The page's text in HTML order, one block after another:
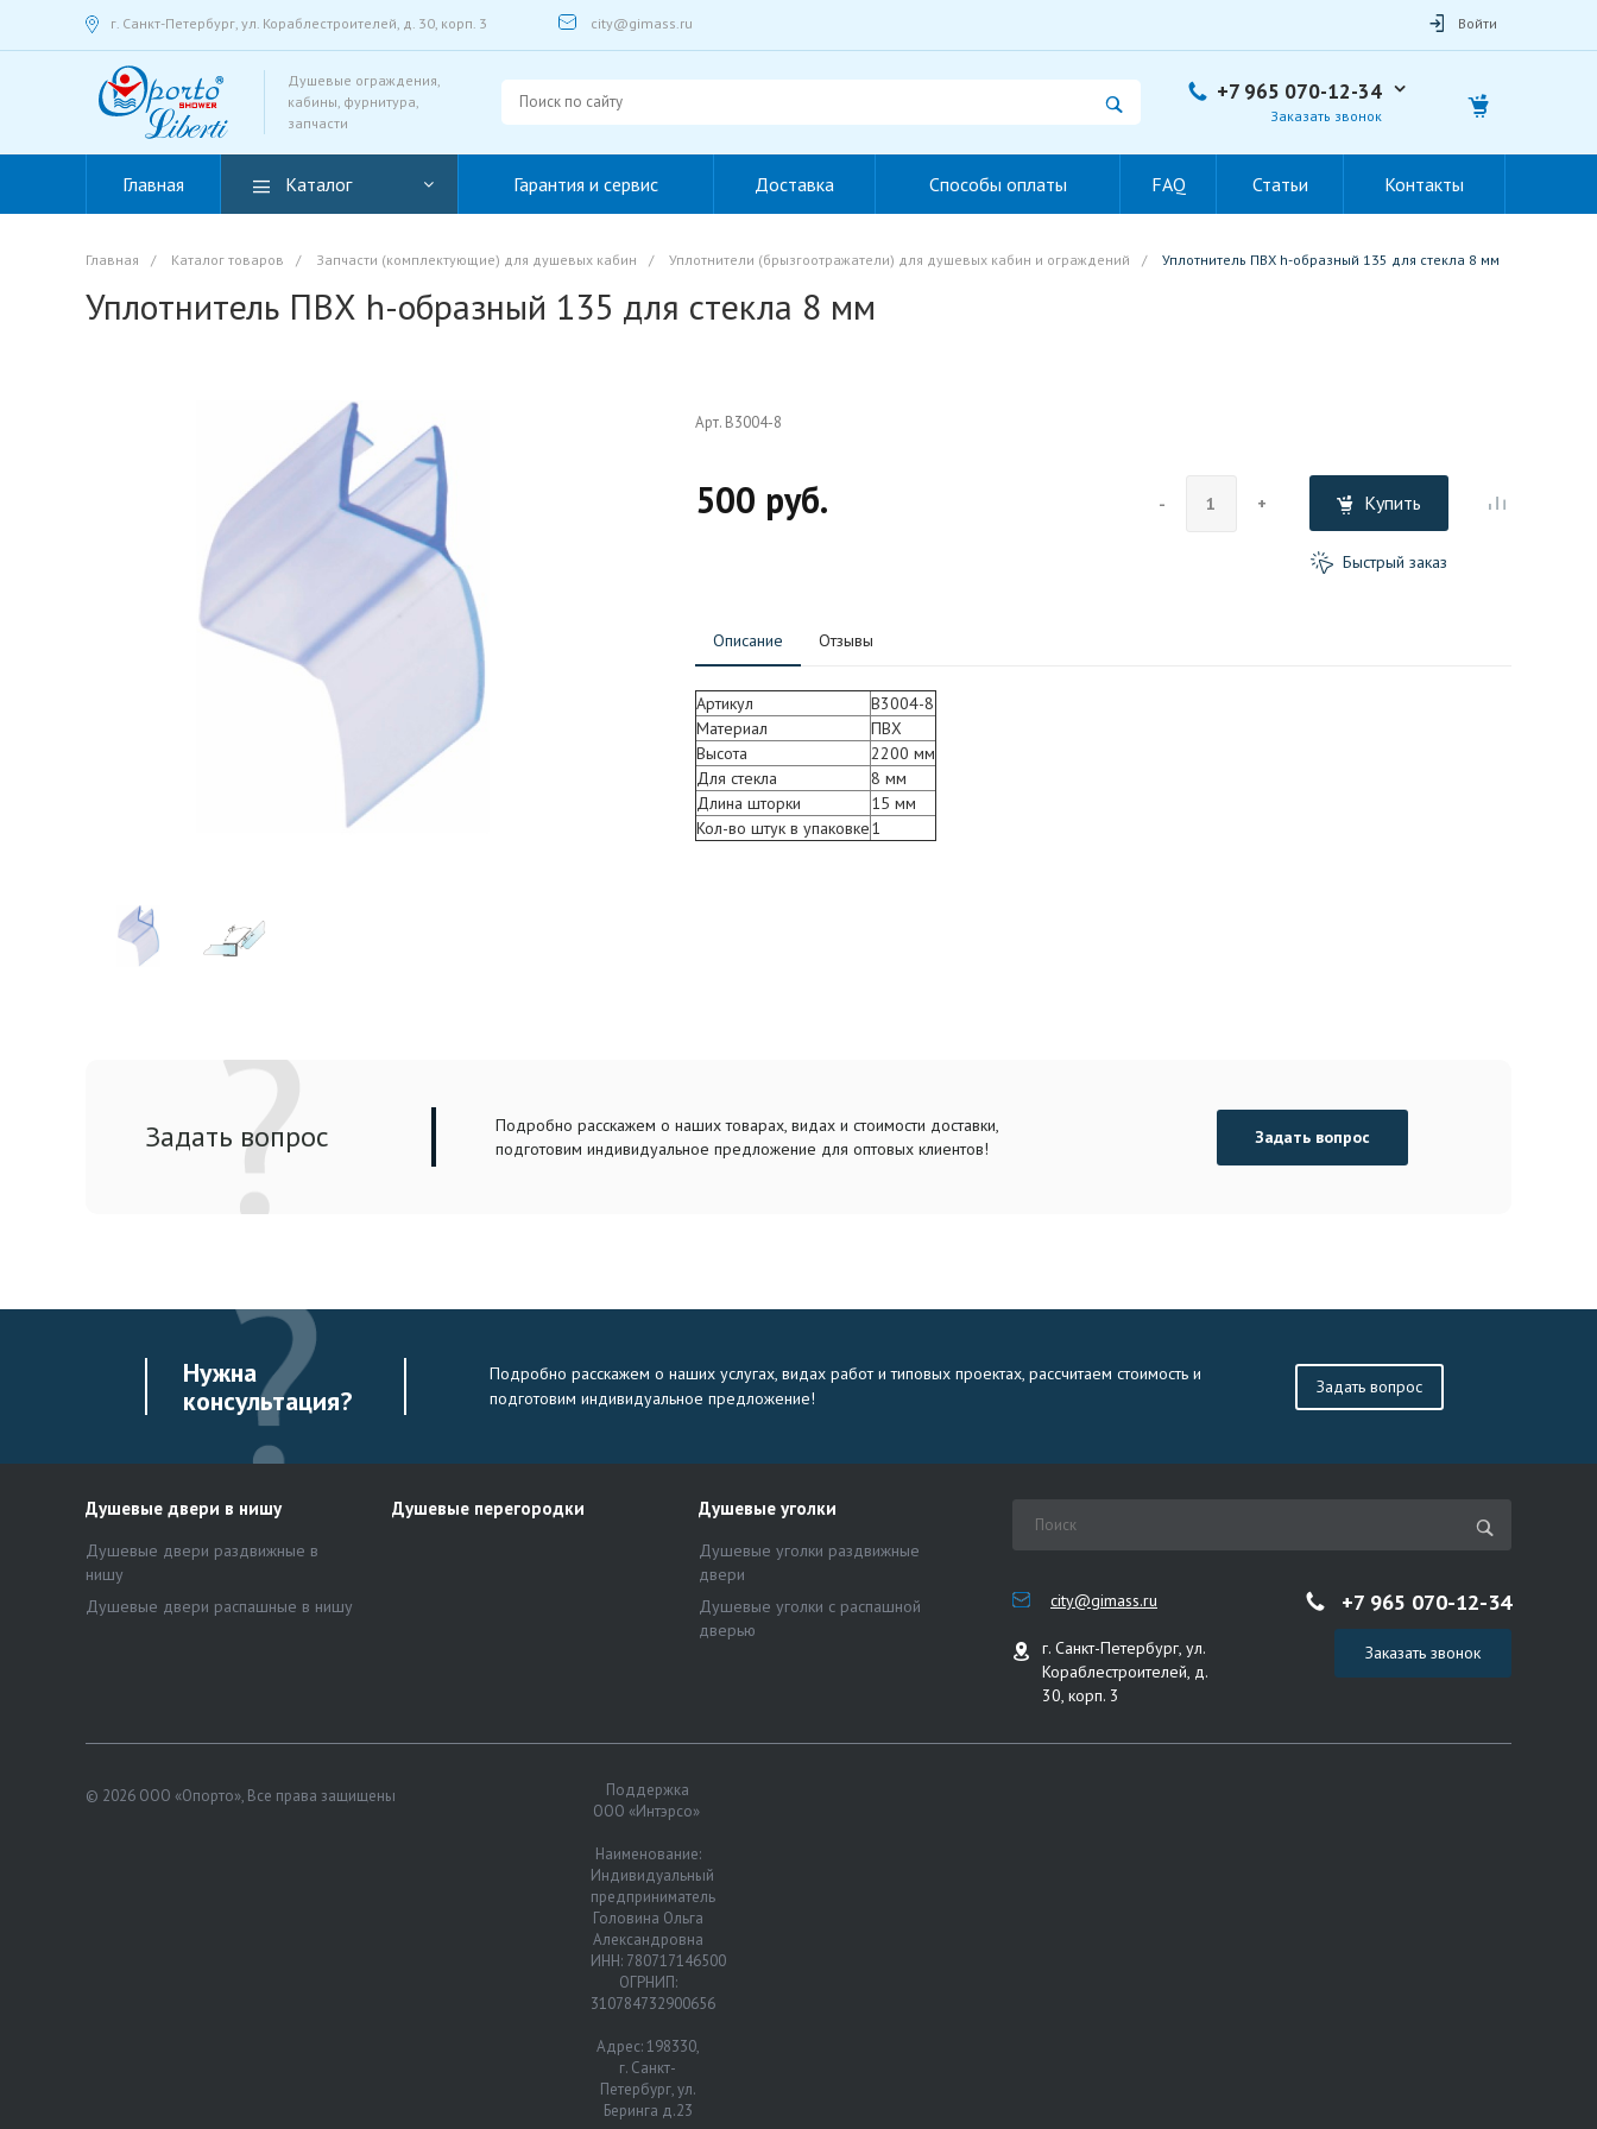
г. Санкт-Петербург, ул. Кораблестроителей, д. 30, корп. 3 city@gimass.ru Войти
Душевые ограждения,
кабины, фурнитура,
запчасти
+7 965 070-12-34
Заказать звонок
Главная Каталог Гарантия и сервис Доставка Способы оплаты FAQ Статьи Контакты
Главная / Каталог товаров / Запчасти (комплектующие) для душевых кабин / Уплотнители (брызгоотражатели) для душевых кабин и ограждений / Уплотнитель ПВХ h-образный 135 для стекла 8 мм
Уплотнитель ПВХ h-образный 135 для стекла 8 мм
Арт. B3004-8
500 руб. - + Купить
Быстрый заказ
Описание Отзывы
Артикул
B3004-8
Материал
ПВХ
Высота
2200 мм
Для стекла
8 мм
Длина шторки
15 мм
Кол-во штук в упаковке1
Задать вопрос
Подробно расскажем о наших товарах, видах и стоимости доставки,
подготовим индивидуальное предложение для оптовых клиентов!
Задать вопрос
Нужна
консультация?
Подробно расскажем о наших услугах, видах работ и типовых проектах, рассчитаем стоимость и
подготовим индивидуальное предложение!
Задать вопрос
Душевые двери в нишу
Душевые двери раздвижные в
нишу
Душевые двери распашные в нишу
Душевые перегородки Душевые уголки
Душевые уголки раздвижные
двери
Душевые уголки с распашной
дверью
city@gimass.ru
г. Санкт-Петербург, ул.
Кораблестроителей, д.
30, корп. 3
+7 965 070-12-34
Заказать звонок
© 2026 ООО «Опорто», Все права защищены
Поддержка
ООО «Интэрсо»
Наименование:
Индивидуальный
предприниматель
Головина Ольга
Александровна
ИНН: 780717146500
ОГРНИП:
310784732900656
Адрес: 198330,
г. Санкт-
Петербург, ул.
Беринга д.23